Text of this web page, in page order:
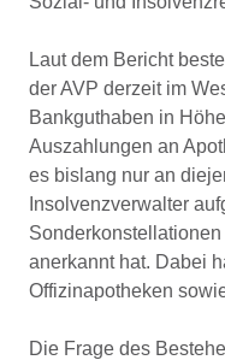
Laut dem Bericht
der AVP derzeit im
Bankguthaben in
Auszahlungen an
es bislang nur an
Insolvenzverwalter
anerkannt hat. Dabei
Offizinapotheken
Die Frage des